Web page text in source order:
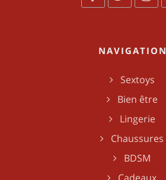
NAVIGATION
Sextoys
Bien être
Lingerie
Chaussures
BDSM